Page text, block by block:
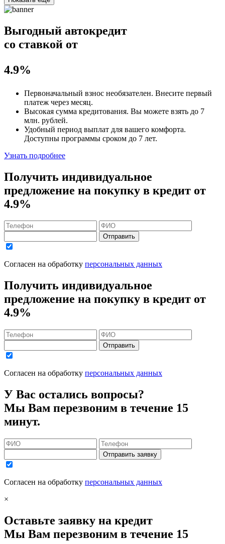
Выгодный автокредит
со ставкой от
4.9%
Первоначальный взнос необязателен. Внесите первый
платеж через месяц.
Высокая сумма кредитования. Вы можете взять до 7
млн. рублей.
Удобный период выплат для вашего комфорта.
Доступны программы сроком до 7 лет.
Узнать подробнее
Получить индивидуальное
предложение на покупку в кредит от
4.9%
Отправить
Согласен на обработку персональных данных
Получить индивидуальное
предложение на покупку в кредит от
4.9%
Отправить
Согласен на обработку персональных данных
У Вас остались вопросы?
Мы Вам перезвоним в течение 15
минут.
Отправить заявку
Согласен на обработку персональных данных
×
Оставьте заявку на кредит
Мы Вам перезвоним в течение 15